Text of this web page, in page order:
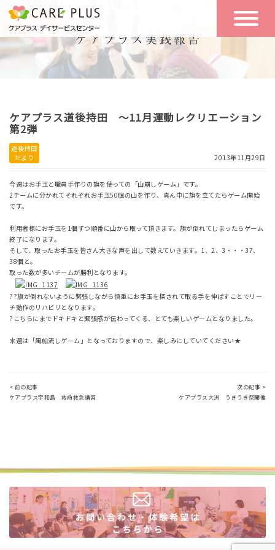
こんな方に
おすすめ
一日の流れ
一日体験
空き状況
お問い合わせ
ケアプラス道後持田 ～11月運動レクリエーション
第2弾
道後持田
だより
2013年11月29日
今週はお手玉と職員手作りの旗を使っての「山崩しゲーム」です。
2チームに分かれてそれぞれお手玉50個の山を作り、真ん中に旗を立てたらゲーム開始
です。
利用者様にお手玉を1個ずつ順番に山から取って頂きます。旗が倒れてしまったらゲーム
終了になります。
そして、取ったお手玉を皆さん大きな声を出して数えていきます。1、2、3・・・37、
38個と。
取った数が多いチームが勝利となります。
??旗が倒れないように緊張しながら慎重にお手玉を探されて取る手を伸ばすことでリー
チ動作のリハビリとなります。
?こちらにまでドキドキと緊張感が伝わってくる、とても楽しいゲームとなりました。
来週は「風船流しゲーム」となっておりますので、楽しみにしていてください★
< 前の記事
ケアプラス宇和島 救命救急講習
次の記事 >
ケアプラス大洲 うきうき祭開催